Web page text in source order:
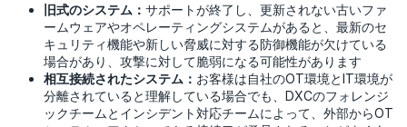
旧式のシステム：サポートが終了し、更新されない古いファ
ームウェアやオペレーティングシステムがあると、最新のセ
キュリティ機能や新しい脅威に対する防御機能が欠けている
場合があり、攻撃に対して脆弱になる可能性があります
相互接続されたシステム： お客様は自社のOT環境とIT環境が
分離されていると理解している場合でも、DXCのフォレンジ
ックチームとインシデント対応チームによって、外部からOT